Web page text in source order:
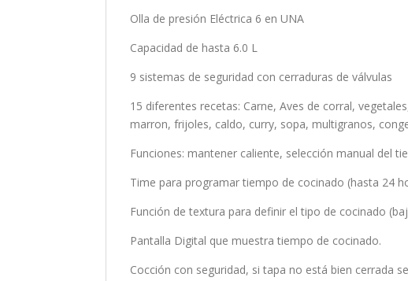
Olla de presión Eléctrica 6 en UNA
Capacidad de hasta 6.0 L
9 sistemas de seguridad con cerraduras de válvulas
15 diferentes recetas: Carne, Aves de corral,
marron, frijoles, caldo, curry, sopa, multigranos,
Funciones: mantener caliente, selección manual del
Time para programar tiempo de cocinado (hasta 24
Función de textura para definir el tipo de cocinado
Pantalla Digital que muestra tiempo de cocinado.
Cocción con seguridad, si tapa no está bien cerrada